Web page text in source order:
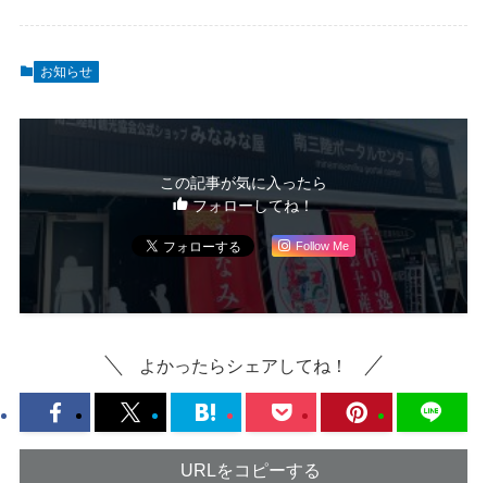
お知らせ
この記事が気に入ったら
フォローしてね！
Follow Me
よかったらシェアしてね！
URLをコピーする